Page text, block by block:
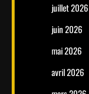
juillet 2026
juin 2026
mai 2026
avril 2026